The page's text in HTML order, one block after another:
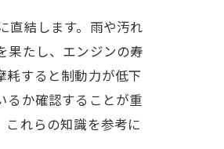
直結します。雨や汚れ
果たし、エンジンの寿
耗すると制動力が低下
るか確認することが重
れらの知識を参考に